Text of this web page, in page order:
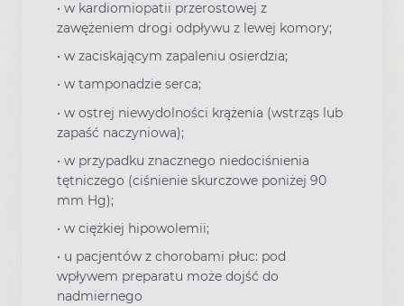
• w kardiomiopatii przerostowej z
zawężeniem drogi odpływu z lewej komory;
• w zaciskającym zapaleniu osierdzia;
• w tamponadzie serca;
• w ostrej niewydolności krążenia (wstrząs lub
zapaść naczyniowa);
• w przypadku znacznego niedociśnienia
tętniczego (ciśnienie skurczowe poniżej 90
mm Hg);
• w ciężkiej hipowolemii;
• u pacjentów z chorobami płuc: pod
wpływem preparatu może dojść do
nadmiernego